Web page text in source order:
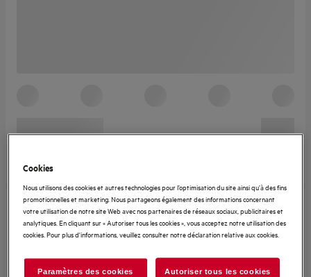
Cookies
Nous utilisons des cookies et autres technologies pour l’optimisation du site ainsi qu’à des fins
promotionnelles et marketing. Nous partageons également des informations concernant
votre utilisation de notre site Web avec nos partenaires de réseaux sociaux, publicitaires et
analytiques. En cliquant sur « Autoriser tous les cookies », vous acceptez notre utilisation des
cookies. Pour plus d'informations, veuillez consulter notre déclaration relative aux cookies.
Paramètres des cookies Autoriser tous les cookies